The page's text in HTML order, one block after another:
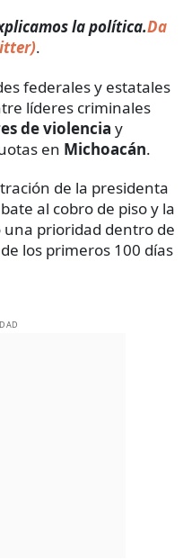
la política.Da
.
federales y estatales
líderes criminales
de violencia y
en Michoacán.
de la presidenta
al cobro de piso y la
prioridad dentro de
de los primeros 100 días